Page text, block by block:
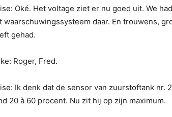
Oké. Het voltage ziet er nu goed uit. We
waarschuwingssysteem daar. En trouwens,
gehad.
Roger, Fred.
Ik denk dat de sensor van zuurstoftank
20 à 60 procent. Nu zit hij op zijn maximum.